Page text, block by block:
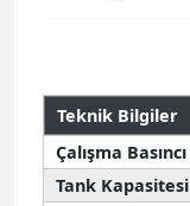
Teknik Bilgiler
Çalışma Basıncı
Tank Kapasitesi